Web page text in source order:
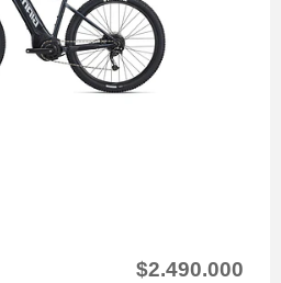
$2.490.000